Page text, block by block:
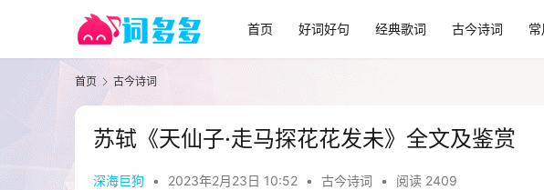
首页 好词好句 经典歌词 古今诗词
首页 古今诗词
苏轼《天仙子·走马探花花发未》全文及鉴赏
深海巨狗 • 2023年2月23日 10:52 • 古今诗词 • 阅读 2409